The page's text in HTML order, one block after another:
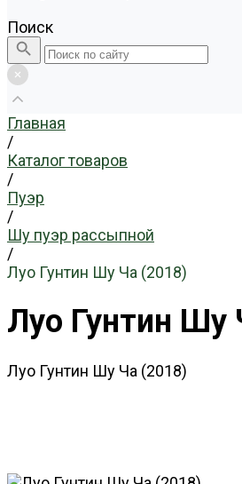
Поиск
Главная
/
Каталог товаров
/
Пуэр
/
Шу пуэр рассыпной
/
Луо Гунтин Шу Ча (2018)
Луо Гунтин Шу
Луо Гунтин Шу Ча (2018)